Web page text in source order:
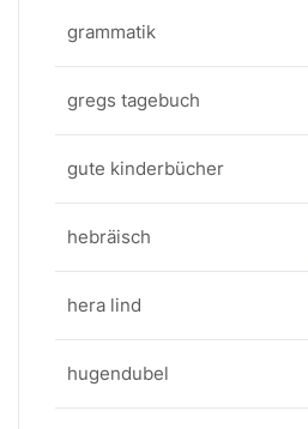
grammatik
gregs tagebuch
gute kinderbücher
hebräisch
hera lind
hugendubel